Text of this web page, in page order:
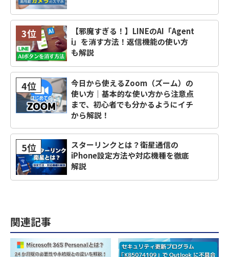
3位
【邪魔すぎる！】LINEのAI「Agent
i」を消す方法！返信機能の使い方
も解説
4位
今日から使えるZoom（ズーム）の
使い方｜基本的な使い方から注意点
まで、初心者でも分かるようにイチ
から解説！
5位
スターリンクとは？衛星通信の
iPhone設定方法や対応機種を徹底
解説
関連記事